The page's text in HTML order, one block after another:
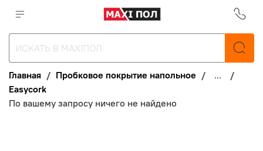
Главная Пробковое покрытие напольное
...
Easycork
По вашему запросу ничего не найдено